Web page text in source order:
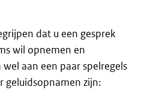
dat u een gesprek
wil opnemen en
aan een paar spelregels
geluidsopnamen zijn: